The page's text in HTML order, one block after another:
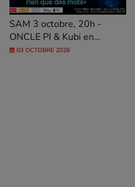
SAM 3 octobre, 20h -
ONCLE PI & Kubi en
concert
03 OCTOBRE 2026